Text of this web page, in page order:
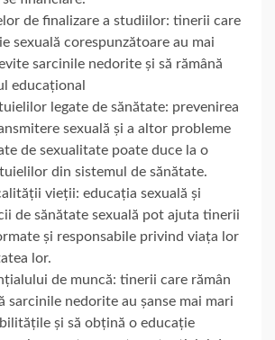
de finalizare a studiilor: tinerii care
sexuală corespunzătoare au mai
sarcinile nedorite și să rămână
educațional
legate de sănătate: prevenirea
sexuală și a altor probleme
de sexualitate poate duce la o
din sistemul de sănătate.
vieții: educația sexuală și
de sănătate sexuală pot ajuta tinerii
și responsabile privind viața lor
lor.
de muncă: tinerii care rămân
sarcinile nedorite au șanse mai mari
și să obțină o educație